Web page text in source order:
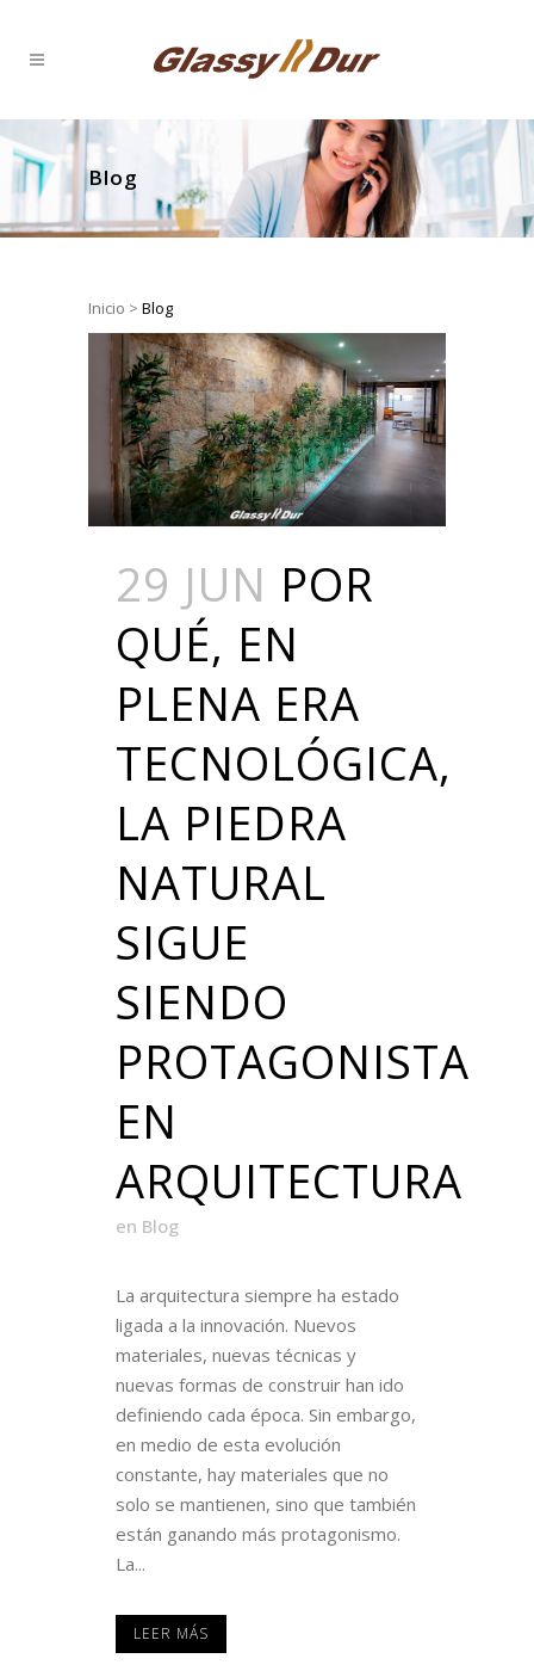
Blog
Inicio > Blog
29 JUN POR
QUÉ, EN
PLENA ERA
TECNOLÓGICA,
LA PIEDRA
NATURAL
SIGUE
SIENDO
PROTAGONISTA
EN
ARQUITECTURA
en Blog
La arquitectura siempre ha estado
ligada a la innovación. Nuevos
materiales, nuevas técnicas y
nuevas formas de construir han ido
definiendo cada época. Sin embargo,
en medio de esta evolución
constante, hay materiales que no
solo se mantienen, sino que también
están ganando más protagonismo.
La...
LEER MÁS